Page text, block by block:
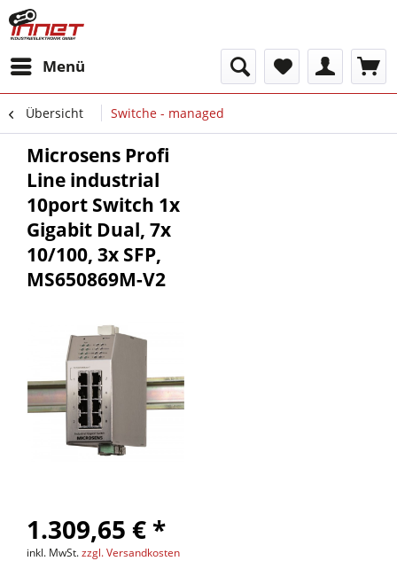
Menü
Übersicht Switche - managed
Microsens Profi
Line industrial
10port Switch 1x
Gigabit Dual, 7x
10/100, 3x SFP,
MS650869M-V2
1.309,65 € *
inkl. MwSt.zzgl. Versandkosten